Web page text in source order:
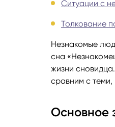
Ситуации с
Толкование
Незнакомые
сна
жизни
сравним с теми,
Основное